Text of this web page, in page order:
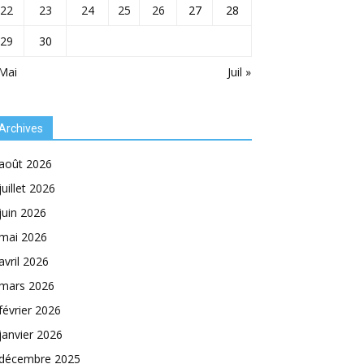
Juil »
22 23 24 25 26 27
28
29
30
2026
2026
2026
2026
2026
2026
2026
2026
2025